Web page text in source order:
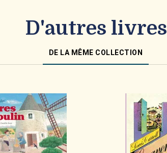
D'autres livres
DE LA MÊME COLLECTION